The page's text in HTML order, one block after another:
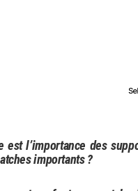
est l’importance des
importants ?